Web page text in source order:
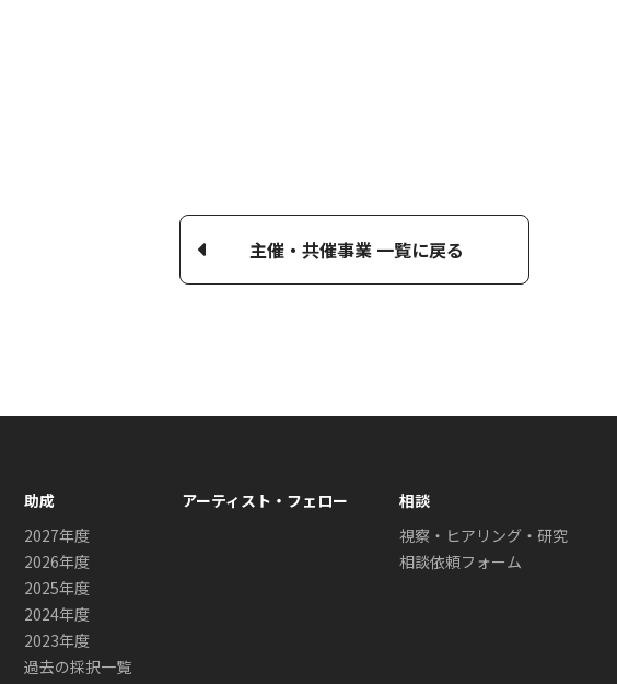
主催・共催事業 一覧に戻る
助成
2027年度
2026年度
2025年度
2024年度
2023年度
過去の採択一覧
アーティスト・フェロー
相談
視察・ヒアリング・研究
相談依頼フォーム